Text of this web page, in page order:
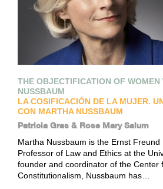
THE OBJECTIFICATION OF WOMEN
NUSSBAUM
LA COSIFICACIÓN DE LA MUJER.
CON MARTHA NUSSBAUM
Patricia Gras & Rose Mary Salum
Martha Nussbaum is the Ernst Freund
Professor of Law and Ethics at the
founder and coordinator of the Center
Constitutionalism, Nussbaum has…